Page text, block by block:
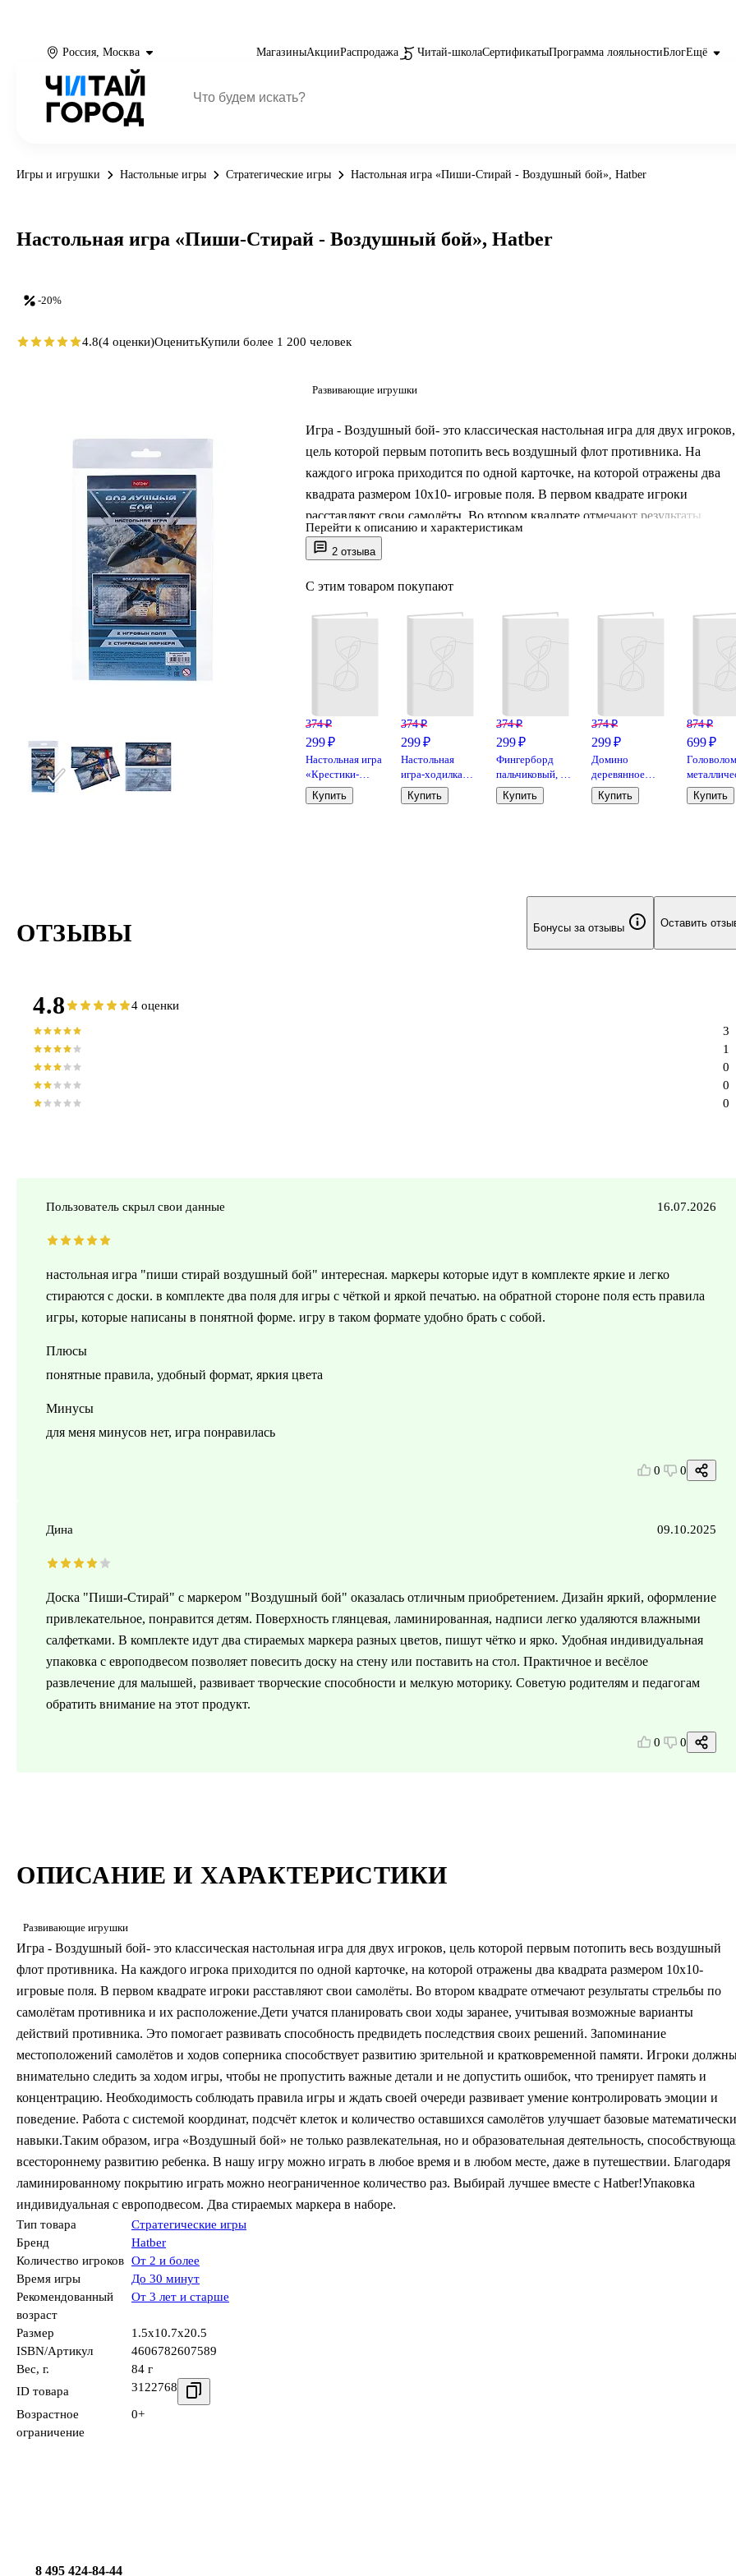
Россия, Москва МагазиныАкцииРаспродажа Читай-школаСертификатыПрограмма лояльностиБлогЕщё
Игры и игрушки Настольные игры Стратегические игры Настольная игра «Пиши-Стирай - Воздушный бой», Hatber
2 отзыва
Развивающие игрушки
Игра - Воздушный бой- это классическая настольная игра для двух игроков,
цель которой первым потопить весь воздушный флот противника. На
каждого игрока приходится по одной карточке, на которой отражены два
квадрата размером 10х10- игровые поля. В первом квадрате игроки
расставляют свои самолёты. Во втором квадрате отмечают результаты
стрельбы по самолётам противника и их расположение.Дети учатся
планировать свои ходы заранее, учитывая возможные варианты действий
противника. Это помогает развивать способность предвидеть последствия
способствует развитию зрительной и кратковременной памяти. Игроки
Перейти к описанию и характеристикам
С этим товаром покупают
374 ₽
299 ₽
Настольная игра
«Крестики-
нолики»
деревянная для
Купить
374 ₽
299 ₽
Настольная
игра-ходилка
«Солнечная
система»,
Купить
374 ₽
299 ₽
Фингерборд
пальчиковый, в
ассортименте,
FingerBord
Купить
374 ₽
299 ₽
Домино
деревянное
классическое в
деревянной
Купить
874 ₽
699 ₽
наборе,
15х15,5х2
Купить
-20%
Настольная игра «Пиши-Стирай - Воздушный бой», Hatber
4.8(4 оценки)ОценитьКупили более 1 200 человек
ОПИСАНИЕ И ХАРАКТЕРИСТИКИ
Развивающие игрушки
Игра - Воздушный бой- это классическая настольная игра для двух игроков, цель которой первым потопить весь воздушный
флот противника. На каждого игрока приходится по одной карточке, на которой отражены два квадрата размером 10х10-
игровые поля. В первом квадрате игроки расставляют свои самолёты. Во втором квадрате отмечают результаты стрельбы по
самолётам противника и их расположение.Дети учатся планировать свои ходы заранее, учитывая возможные варианты
действий противника. Это помогает развивать способность предвидеть последствия своих решений. Запоминание
местоположений самолётов и ходов соперника способствует развитию зрительной и кратковременной памяти. Игроки
внимательно следить за ходом игры, чтобы не пропустить важные детали и не допустить ошибок, что тренирует память и
концентрацию. Необходимость соблюдать правила игры и ждать своей очереди развивает умение контролировать эмоции и
поведение. Работа с системой координат, подсчёт клеток и количество оставшихся самолётов улучшает базовые
навыки.Таким образом, игра «Воздушный бой» не только развлекательная, но и образовательная деятельность,
всестороннему развитию ребенка. В нашу игру можно играть в любое время и в любом месте, даже в путешествии. Благодаря
ламинированному покрытию играть можно неограниченное количество раз. Выбирай лучшее вместе с Hatber!Упаковка
индивидуальная с европодвесом. Два стираемых маркера в наборе.
Тип товара
Стратегические игры
Бренд
Hatber
Количество игроков От 2 и более
Время игры
До 30 минут
Рекомендованный
возраст
От 3 лет и старше
Размер
1.5x10.7x20.5
ISBN/Артикул
4606782607589
Вес, г.
84 г
ID товара
3122768
Возрастное
ограничение
0+
ОТЗЫВЫ Бонусы за отзывы Оставить
4.8 4 оценки
0
0
0
1
3
Пользователь скрыл свои данные 16.07.2026
настольная игра "пиши стирай воздушный бой" интересная. маркеры которые идут в комплекте яркие и легко
стираются с доски. в комплекте два поля для игры с чёткой и яркой печатью. на обратной стороне поля есть правила
игры, которые написаны в понятной форме. игру в таком формате удобно брать с собой.
Плюсы
понятные правила, удобный формат, яркия цвета
Минусы
для меня минусов нет, игра понравилась
0 0
Дина 09.10.2025
Доска "Пиши-Стирай" с маркером "Воздушный бой" оказалась отличным приобретением. Дизайн яркий, оформление
привлекательное, понравится детям. Поверхность глянцевая, ламинированная, надписи легко удаляются влажными
салфетками. В комплекте идут два стираемых маркера разных цветов, пишут чётко и ярко. Удобная индивидуальная
упаковка с европодвесом позволяет повесить доску на стену или поставить на стол. Практичное и весёлое
развлечение для малышей, развивает творческие способности и мелкую моторику. Советую родителям и педагогам
обратить внимание на этот продукт.
0 0
8 495 424-84-44